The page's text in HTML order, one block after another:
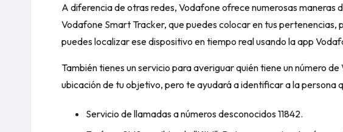
A diferencia de otras redes, Vodafone ofrece numerosas maneras
Vodafone Smart Tracker, que puedes colocar en tus pertenencias,
puedes localizar ese dispositivo en tiempo real usando la app
También tienes un servicio para averiguar quién tiene un número
ubicación de tu objetivo, pero te ayudará a identificar a la persona
Servicio de llamadas a números desconocidos 11842.